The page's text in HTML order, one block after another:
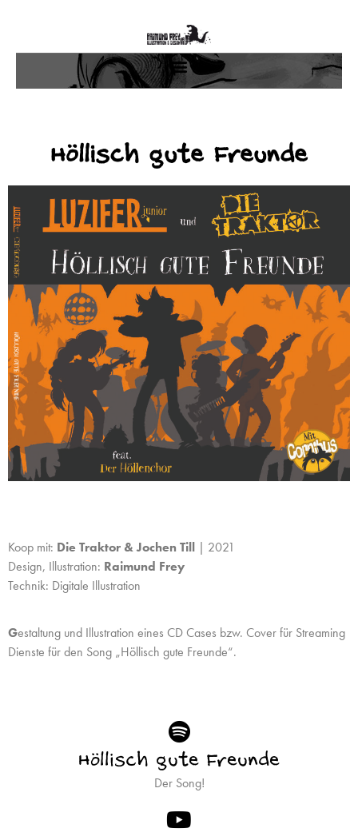
Höllisch gute Freunde
Koop mit: Die Traktor & Jochen Till | 2021
Design, Illustration: Raimund Frey
Technik: Digitale Illustration
Gestaltung und Illustration eines CD Cases bzw. Cover für Streaming
Dienste für den Song „Höllisch gute Freunde“.
Höllisch gute Freunde
Der Song!